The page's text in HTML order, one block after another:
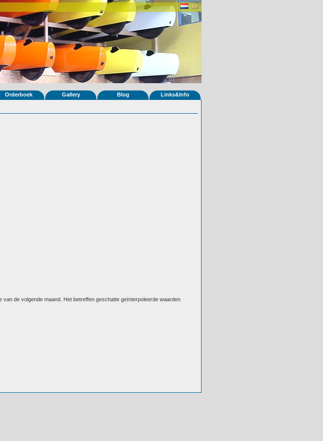
Orderboek Gallery Blog Links&Info
de volgende maand. Het betreffen geschatte geïnterpoleerde waarden